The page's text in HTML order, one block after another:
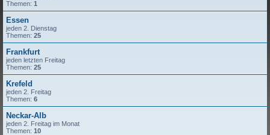
Themen: 1
Essen
jeden 2. Dienstag
Themen: 25
Frankfurt
jeden letzten Freitag
Themen: 25
Krefeld
jeden 2. Freitag
Themen: 6
Neckar-Alb
jeden 2. Freitag im Monat
Themen: 10